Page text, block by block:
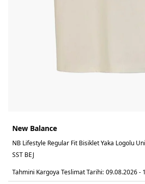
New Balance
NB Lifestyle Regular Fit Bisiklet Yaka Logolu
SST BEJ
Tahmini Kargoya Teslimat Tarihi: 09.08.2026 -